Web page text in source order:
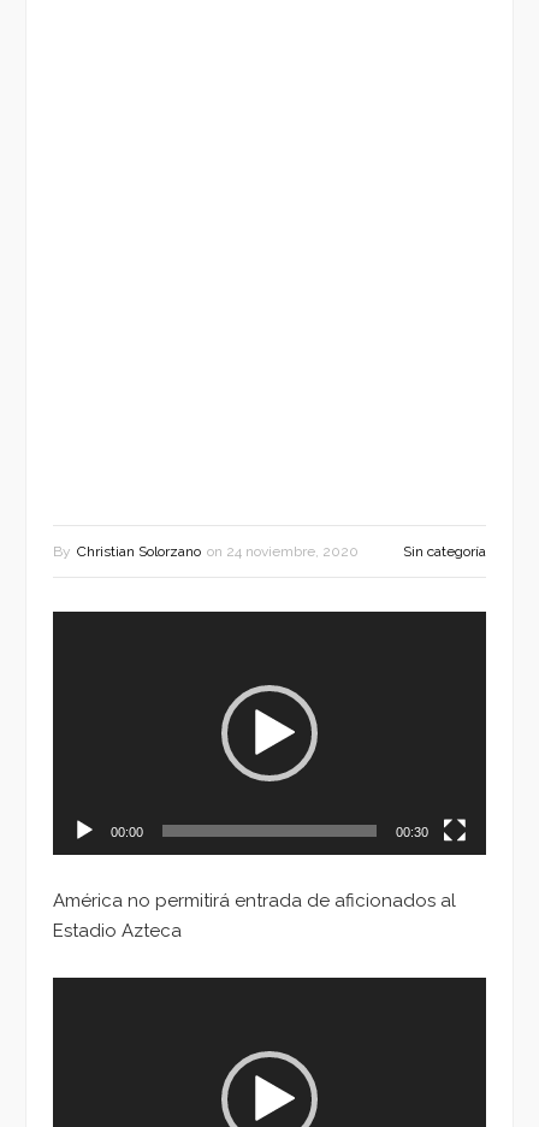
By Christian Solorzano on 24 noviembre, 2020 Sin categoría
00:00 00:30
América no permitirá entrada de aficionados al
Estadio Azteca